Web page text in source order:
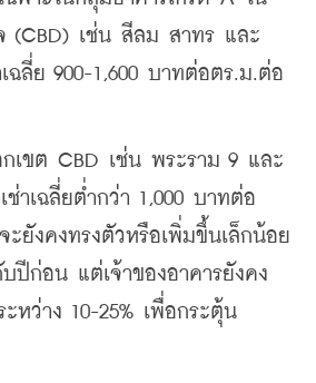
(CBD) เช่น สีลม สาทร และ
ฉลี่ย 900-1,600 บาทต่อตร.ม.ต่อ
ต CBD เช่น พระราม 9 และ
าเฉลี่ยต่ำกว่า 1,000 บาทต่อ
ะยังคงทรงตัวหรือเพิ่มขึ้นเล็กน้อย
ปีก่อน แต่เจ้าของอาคารยังคง
หว่าง 10-25% เพื่อกระตุ้น